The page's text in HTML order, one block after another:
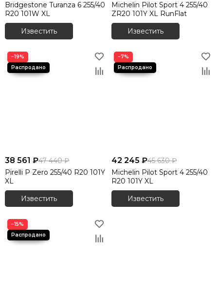
Bridgestone Turanza 6 255/40
R20 101W XL
Известить
Michelin Pilot Sport 4 255/40
ZR20 101Y XL RunFlat
Известить
−19%
38 561 ₽47 440 ₽
Pirelli P Zero 255/40 R20 101Y
XL
Известить
−7%
42 245 ₽45 630 ₽
Michelin Pilot Sport 4 255/40
R20 101Y XL
Известить
−15%